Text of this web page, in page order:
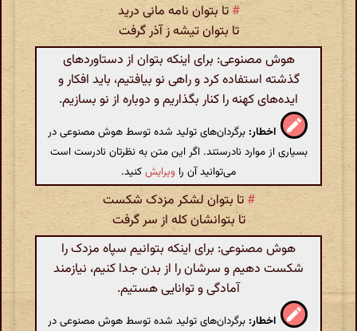
# تا بتوان نامه مانی درید
تا بتوان تیشه ز آذر گرفت
هوش مصنوعی: برای اینکه بتوان از دستاوردهای
گذشته استفاده کرد و راهی نو بیافتیم، باید افکار و
ایده‌های کهنه را کنار بگذاریم و دوباره از نو بسازیم.
اخطار: برگردان‌های تولید شده توسط هوش مصنوعی در
بسیاری از موارد نادرستند. اگر این متن به نظرتان نادرست است
می‌توانید آن را ویرایشکنید.
# تا بتوان لشکر مزدک شکست
تا بتوانشان کله از سر گرفت
هوش مصنوعی: برای اینکه بتوانیم سپاه مزدک را
شکست دهیم و سرشان را از بدن جدا کنیم، نیازمند
آمادگی و توانایی هستیم.
اخطار: برگردان‌های تولید شده توسط هوش مصنوعی در